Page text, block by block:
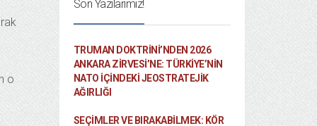
o
Son Yazılarımız!
TRUMAN DOKTRINI’NDEN 2026
ANKARA ZIRVESI’NE: TÜRKIYE’NIN
NATO İÇINDEKI JEOSTRATEJIK
AĞIRLIĞI
SEÇIMLER VE BIRAKABILMEK: KÖR